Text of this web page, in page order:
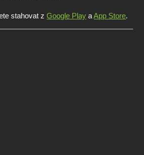
stahovat zGoogle Play aApp Store.